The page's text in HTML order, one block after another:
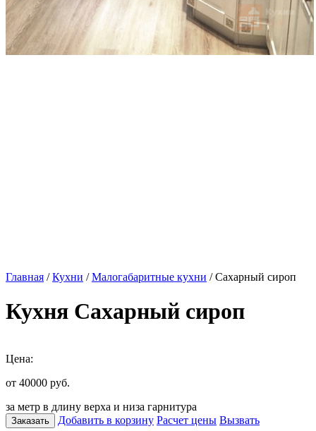
Главная /Кухни /Малогабаритные кухни / Сахарный сироп
Кухня Сахарный сироп
Цена:
от 40000 руб.
за метр в длину верха и низа гарнитура
Заказать Добавить в корзину Расчет цены Вызвать